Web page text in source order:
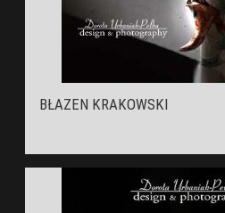
BŁAZEN KRAKOWSKI